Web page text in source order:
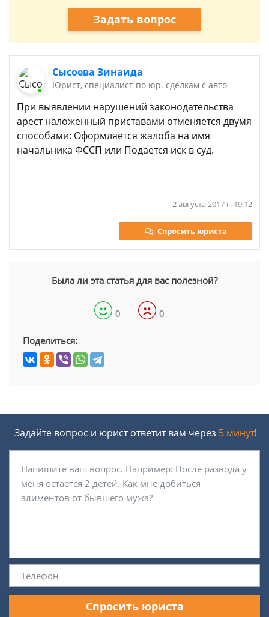
Задать вопрос
Сысоева Зинаида
Юрист, специалист по юр. сделкам с авто
При выявлении нарушений законодательства
арест наложенный приставами отменяется двумя
способами: Оформляется жалоба на имя
начальника ФССП или Подается иск в суд.
2 августа 2017 г. 19:12
Спросить юриста
Была ли эта статья для вас полезной?
0 0
Поделиться:
Задайте вопрос и юрист ответит вам через 5 минут!
Спросить юриста